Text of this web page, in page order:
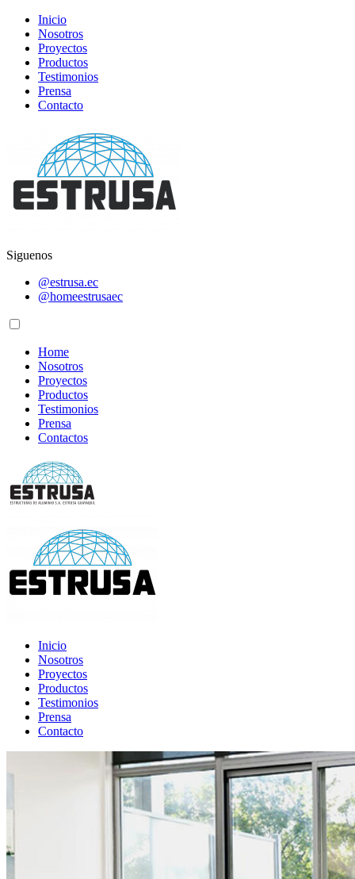
Inicio
Nosotros
Proyectos
Productos
Testimonios
Prensa
Contacto
Siguenos
@estrusa.ec
@homeestrusaec
Home
Nosotros
Proyectos
Productos
Testimonios
Prensa
Contactos
Inicio
Nosotros
Proyectos
Productos
Testimonios
Prensa
Contacto